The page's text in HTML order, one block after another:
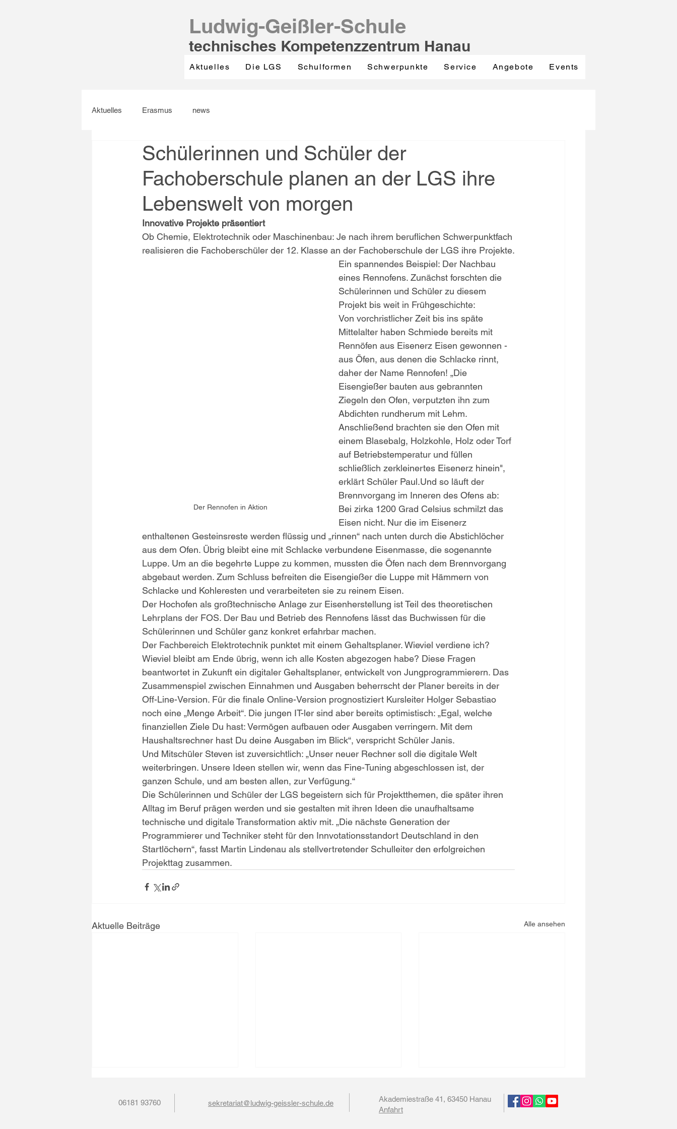
Ludwig-Geißler-Schule
technisches Kompetenzzentrum Hanau
Aktuelles Die LGS Schulformen Schwerpunkte Service Angebote Events
Aktuelles Erasmus news
Schülerinnen und Schüler der
Fachoberschule planen an der LGS ihre
Lebenswelt von morgen
Innovative Projekte präsentiert
Ob Chemie, Elektrotechnik oder Maschinenbau: Je nach ihrem beruflichen Schwerpunktfach
realisieren die Fachoberschüler der 12. Klasse an der Fachoberschule der LGS ihre Projekte.
Der Rennofen in Aktion
Ein spannendes Beispiel: Der Nachbau
eines Rennofens. Zunächst forschten die
Schülerinnen und Schüler zu diesem
Projekt bis weit in Frühgeschichte:
Von vorchristlicher Zeit bis ins späte
Mittelalter haben Schmiede bereits mit
Rennöfen aus Eisenerz Eisen gewonnen -
aus Öfen, aus denen die Schlacke rinnt,
daher der Name Rennofen! „Die
Eisengießer bauten aus gebrannten
Ziegeln den Ofen, verputzten ihn zum
Abdichten rundherum mit Lehm.
Anschließend brachten sie den Ofen mit
einem Blasebalg, Holzkohle, Holz oder Torf
auf Betriebstemperatur und füllen
schließlich zerkleinertes Eisenerz hinein",
erklärt Schüler Paul.Und so läuft der
Brennvorgang im Inneren des Ofens ab:
Bei zirka 1200 Grad Celsius schmilzt das
Eisen nicht. Nur die im Eisenerz
enthaltenen Gesteinsreste werden flüssig und „rinnen“ nach unten durch die Abstichlöcher
aus dem Ofen. Übrig bleibt eine mit Schlacke verbundene Eisenmasse, die sogenannte
Luppe. Um an die begehrte Luppe zu kommen, mussten die Öfen nach dem Brennvorgang
abgebaut werden. Zum Schluss befreiten die Eisengießer die Luppe mit Hämmern von
Schlacke und Kohleresten und verarbeiteten sie zu reinem Eisen.
Der Hochofen als großtechnische Anlage zur Eisenherstellung ist Teil des theoretischen
Lehrplans der FOS. Der Bau und Betrieb des Rennofens lässt das Buchwissen für die
Schülerinnen und Schüler ganz konkret erfahrbar machen.
Der Fachbereich Elektrotechnik punktet mit einem Gehaltsplaner. Wieviel verdiene ich?
Wieviel bleibt am Ende übrig, wenn ich alle Kosten abgezogen habe? Diese Fragen
beantwortet in Zukunft ein digitaler Gehaltsplaner, entwickelt von Jungprogrammierern. Das
Zusammenspiel zwischen Einnahmen und Ausgaben beherrscht der Planer bereits in der
Off-Line-Version. Für die finale Online-Version prognostiziert Kursleiter Holger Sebastiao
noch eine „Menge Arbeit“. Die jungen IT-ler sind aber bereits optimistisch: „Egal, welche
finanziellen Ziele Du hast: Vermögen aufbauen oder Ausgaben verringern. Mit dem
Haushaltsrechner hast Du deine Ausgaben im Blick“, verspricht Schüler Janis.
Und Mitschüler Steven ist zuversichtlich: „Unser neuer Rechner soll die digitale Welt
weiterbringen. Unsere Ideen stellen wir, wenn das Fine-Tuning abgeschlossen ist, der
ganzen Schule, und am besten allen, zur Verfügung.“
Die Schülerinnen und Schüler der LGS begeistern sich für Projektthemen, die später ihren
Alltag im Beruf prägen werden und sie gestalten mit ihren Ideen die unaufhaltsame
technische und digitale Transformation aktiv mit. „Die nächste Generation der
Programmierer und Techniker steht für den Innvotationsstandort Deutschland in den
Startlöchern“, fasst Martin Lindenau als stellvertretender Schulleiter den erfolgreichen
Projekttag zusammen.
Aktuelle Beiträge Alle ansehen
06181 93760 sekretariat@ludwig-geissler-schule.de
Akademiestraße 41, 63450 Hanau
Anfahrt